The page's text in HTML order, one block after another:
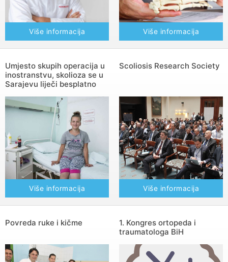
Više informacija Više informacija
Umjesto skupih operacija u
inostranstvu, skolioza se u
Sarajevu liječi besplatno
Više informacija
Scoliosis Research Society
Više informacija
Povreda ruke i kičme
1. Kongres ortopeda i
traumatologa BiH